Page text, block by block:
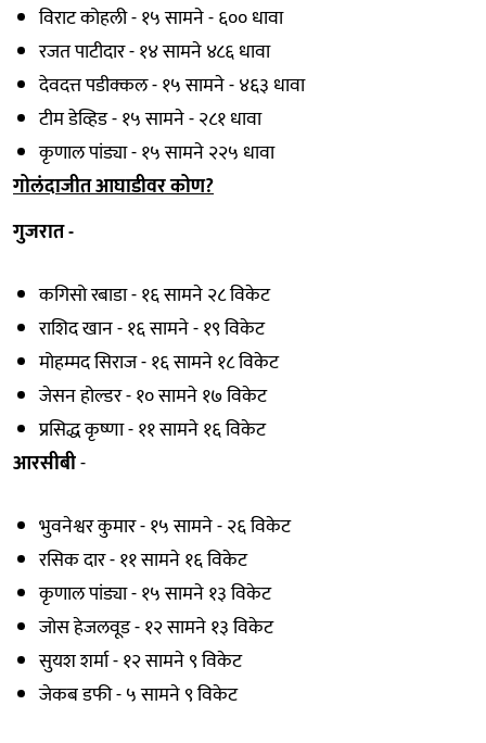
विराट कोहली - १५ सामने - ६०० धावा
रजत पाटीदार - १४ सामने ४८६ धावा
देवदत्त पडीक्कल - १५ सामने - ४६३ धावा
टीम डेव्हिड - १५ सामने - २८१ धावा
कृणाल पांड्या - १५ सामने २२५ धावा
गोलंदाजीत आघाडीवर कोण?
गुजरात -
कगिसो रबाडा - १६ सामने २८ विकेट
राशिद खान - १६ सामने - १९ विकेट
मोहम्मद सिराज - १६ सामने १८ विकेट
जेसन होल्डर - १० सामने १७ विकेट
प्रसिद्ध कृष्णा - ११ सामने १६ विकेट
आरसीबी-
भुवनेश्वर कुमार - १५ सामने - २६ विकेट
रसिक दार - ११ सामने १६ विकेट
कृणाल पांड्या - १५ सामने १३ विकेट
जोस हेजलवूड - १२ सामने १३ विकेट
सुयश शर्मा - १२ सामने ९ विकेट
जेकब डफी - ५ सामने ९ विकेट